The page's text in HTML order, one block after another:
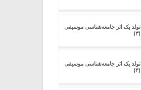
تولد یک اثر جامعه‌شناسی موسیقی
(۳)
تولد یک اثر جامعه‌شناسی موسیقی
(۴)